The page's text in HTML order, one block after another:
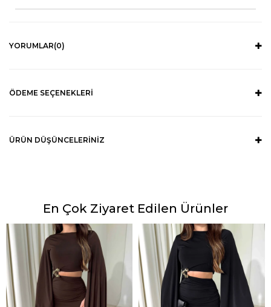
YORUMLAR(0)
ÖDEME SEÇENEKLERI
ÜRÜN DÜŞÜNCELERINIZ
En Çok Ziyaret Edilen Ürünler